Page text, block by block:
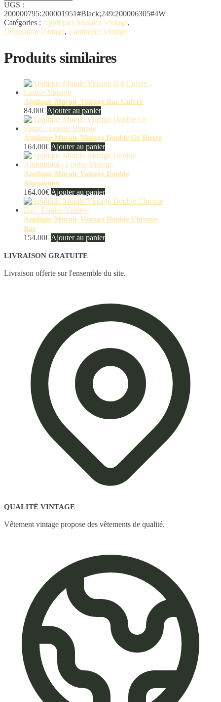
UGS :
200000795:200001951#Black;249:200006305#4W
Catégories : Appliques Murales Vintage,
Décoration Vintage, Luminaire Vintage
Produits similaires
Applique Murale Vintage Bar Cuivre
84.00€ Ajouter au panier
Applique Murale Vintage Double Or Bistro
164.00€ Ajouter au panier
Applique Murale Vintage Double
Aluminium
164.00€ Ajouter au panier
Applique Murale Vintage Double Chrome
Bar
154.00€ Ajouter au panier
LIVRAISON GRATUITE
Livraison offerte sur l'ensemble du site.
QUALITÉ VINTAGE
Vêtement vintage propose des vêtements de qualité.